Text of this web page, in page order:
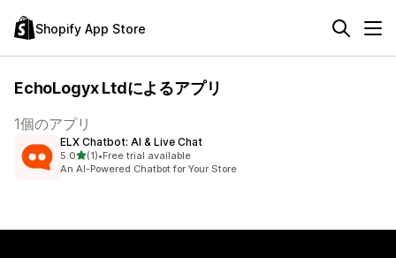
Shopify App Store
EchoLogyx Ltdによるアプリ
1個のアプリ
ELX Chatbot: AI & Live Chat
5.05つ星中
(1)
合計レビュー数：1件
•Free trial available
An AI-Powered Chatbot for Your Store